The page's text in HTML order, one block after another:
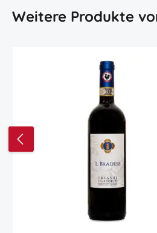
Produktgalerie überspringen
Weitere Produkte